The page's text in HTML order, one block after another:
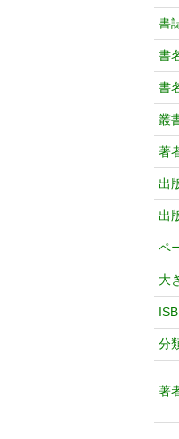
書
書
書
叢
著
出
出
ペ
大
分
著